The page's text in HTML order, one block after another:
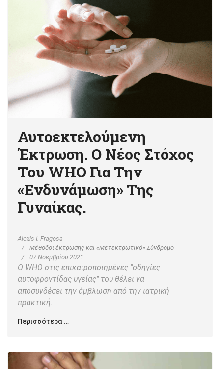
Αυτοεκτελούμενη
Έκτρωση. O Νέος Στόχος
Του WHO Για Την
«ενδυνάμωση» Της
Γυναίκας.
Alexis I. Fragosa
Μέθοδοι έκτρωσης και «Μετεκτρωτικό» Σύνδρομο
07 Νοεμβρίου 2021
Ο WHO στις επικαιροποιημένες "οδηγίες
αυτοφροντίδας υγείας" του θέλει να
αποσυνδέσει την άμβλωση από την ιατρική
πρακτική.
Περισσότερα …